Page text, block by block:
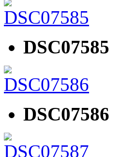
DSC07585
DSC07586